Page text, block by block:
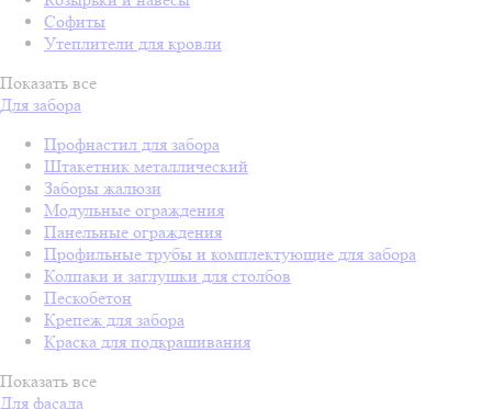
Софиты
Утеплители для кровли
Показать все
Для забора
Профнастил для забора
Штакетник металлический
Заборы жалюзи
Модульные ограждения
Панельные ограждения
Профильные трубы и комплектующие для забора
Колпаки и заглушки для столбов
Пескобетон
Крепеж для забора
Краска для подкрашивания
Показать все
Для фасада